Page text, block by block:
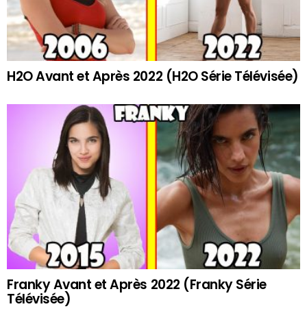
H2O Avant et Après 2022 (H2O Série Télévisée)
Franky Avant et Après 2022 (Franky Série
Télévisée)